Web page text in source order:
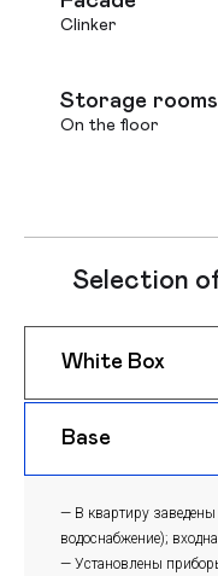
Clinker
Storage rooms
On the floor
Selection
White Box
Base
— В квартиру
водоснабжение);
— Установлены